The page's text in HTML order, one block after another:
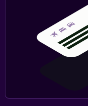
Snorkling
Kvällsunderhållning